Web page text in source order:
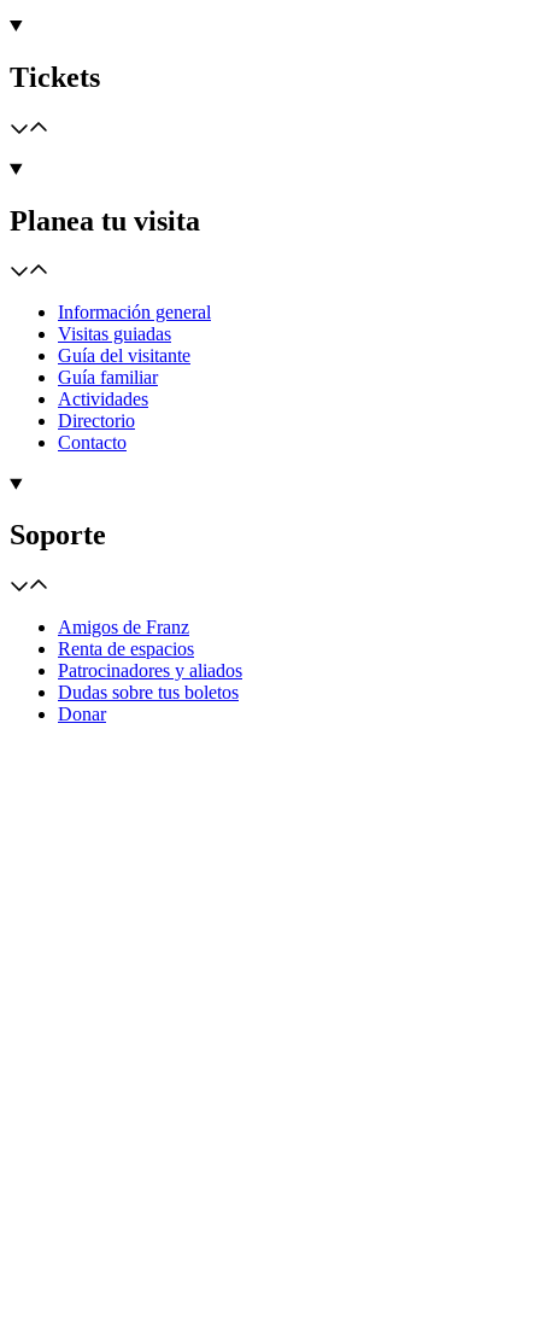
Tickets
Planea tu visita
Información general
Visitas guiadas
Guía del visitante
Guía familiar
Actividades
Directorio
Contacto
Soporte
Amigos de Franz
Renta de espacios
Patrocinadores y aliados
Dudas sobre tus boletos
Donar